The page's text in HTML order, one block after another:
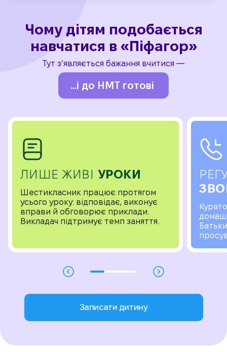
Чому дітям подобається
навчатися в «Піфагор»
Тут з’являється бажання вчитися —
...і до НМТ готові
ЛИШЕ ЖИВІ УРОКИ
Шестикласник працює протягом
усього уроку: відповідає, виконує
вправи й обговорює приклади.
Викладач підтримує темп заняття.
Записати дитину